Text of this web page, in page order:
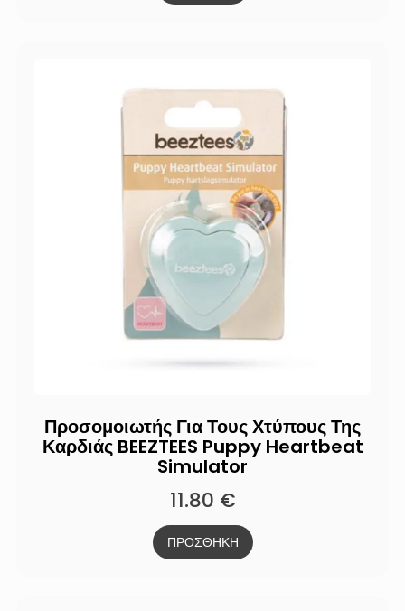
Προσομοιωτής Για Τους Χτύπους Της
Καρδιάς BEEZTEES Puppy Heartbeat
Simulator
11.80 €
ΠΡΟΣΘΗΚΗ